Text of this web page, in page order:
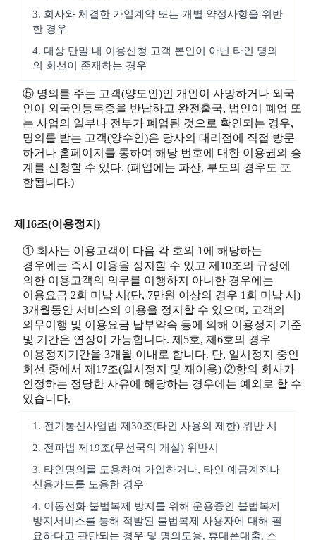
3. 회사와 체결한 가입계약 또는 개별 약정사항을 위반
한 경우
4. 대상 단말 내 이용신청 고객 본인이 아닌 타인 명의
의 회선이 존재하는 경우
⑤ 명의를 주는 고객(양도인)인 개인이 사망하거나 외국
인이 외국인등록증을 반납하고 완전출국, 법인이 폐업 또
는 사업의 일부나 전부가 폐업된 것으로 확인되는 경우,
명의를 받는 고객(양수인)은 당사의 대리점에 직접 방문
하거나 홈페이지를 통하여 해당 번호에 대한 이용권의 승
계를 신청할 수 있다. (폐업에는 파산, 부도의 경우도 포
함됩니다.)
제16조(이용정지)
① 회사는 이용고객이 다음 각 호의 1에 해당하는
경우에는 즉시 이용을 정지할 수 있고 제10조의 규정에
의한 이용고객의 의무를 이행하지 아니한 경우에는
이용요금 2회 미납 시(단, 7만원 이상의 경우 1회 미납 시)
3개월동안 서비스의 이용을 정지할 수 있으며, 고객의
의무이행 및 이용요금 납부약속 등에 의해 이용정지 기준
및 기간은 연장이 가능합니다. 제5호, 제6호의 경우
이용정지기간을 3개월 이내로 합니다. 단, 일시정지 중인
회선 중에서 제17조(일시정지 및 재이용) ②항의 회사가
인정하는 정당한 사유에 해당하는 경우에는 예외로 할 수
있습니다.
1. 전기통신사업법 제30조(타인 사용의 제한) 위반 시
2. 전파법 제19조(무선국의 개설) 위반시
3. 타인명의를 도용하여 가입하거나, 타인 예금계좌나
신용카드를 도용한 경우
4. 이동전화 불법복제 방지를 위해 운용중인 불법복제
방지서비스를 통해 적발된 불법복제 사용자에 대해 필
요하다고 판단되는 경우 및 명의도용, 휴대폰대출, 스